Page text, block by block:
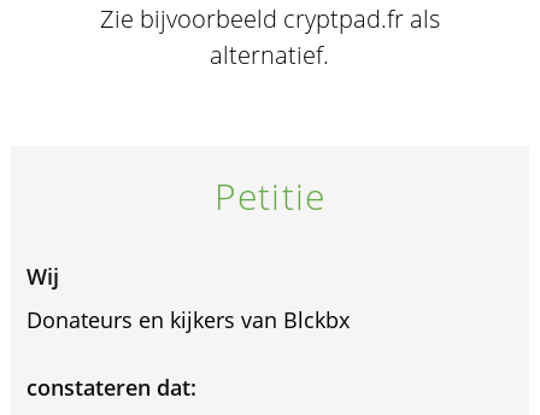
Zie bijvoorbeeld cryptpad.fr als
alternatief.
Petitie
Wij
Donateurs en kijkers van Blckbx
constateren dat: